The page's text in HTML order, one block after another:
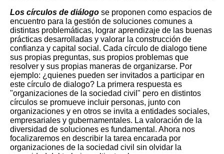
Los círculos de diálogo se proponen como espacios de
encuentro para la gestión de soluciones comunes a
distintas problemáticas, lograr aprendizaje de las buenas
prácticas desarrolladas y valorar la construcción de
confianza y capital social. Cada círculo de dialogo tiene
sus propias preguntas, sus propios problemas que
resolver y sus propias maneras de organizarse. Por
ejemplo: ¿quienes pueden ser invitados a participar en
este círculo de dialogo? La primera respuesta es
"organizaciones de la sociedad civil" pero en distintos
círculos se promueve incluir personas, junto con
organizaciones y en otros se invita a entidades sociales,
empresariales y gubernamentales. La valoración de la
diversidad de soluciones es fundamental. Ahora nos
focalizaremos en describir la tarea encarada por
organizaciones de la sociedad civil sin olvidar la